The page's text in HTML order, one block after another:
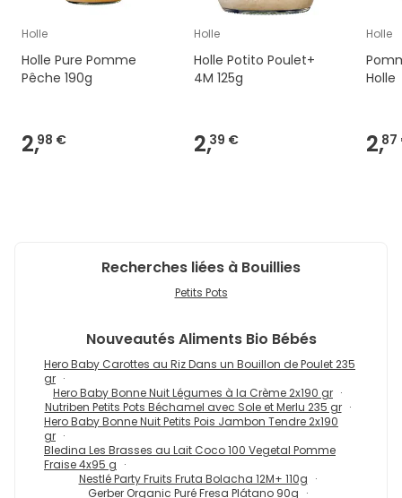
Holle
Holle Pure Pomme
Pêche 190g
2,98 €
Holle
Holle Potito Poulet+
4M 125g
2,39 €
Holle
Holle
2,87
Recherches liées à Bouillies
Petits Pots
NouveautésAliments Bio Bébés
Hero Baby Carottes au Riz Dans un Bouillon de Poulet 235
gr
Hero Baby Bonne Nuit Légumes à la Crème 2x190 gr
Nutriben Petits Pots Béchamel avec Sole et Merlu 235 gr
Hero Baby Bonne Nuit Petits Pois Jambon Tendre 2x190
gr
Bledina Les Brasses au Lait Coco 100 Vegetal Pomme
Fraise 4x95 g
Nestlé Party Fruits Fruta Bolacha 12M+ 110g
Gerber Organic Puré Fresa Plátano 90g